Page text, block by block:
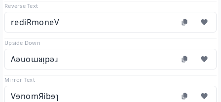
Reverse Text
rediRmoneV
Upside Down
Λǝuoɯᴚᴉpǝɹ
Mirror Text
VɘnomЯibɘɿ